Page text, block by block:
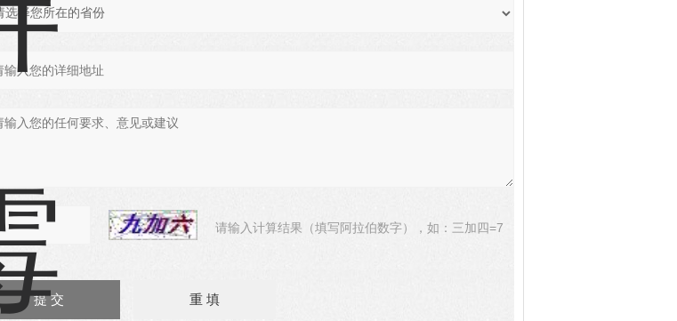
请输入计算结果（填写阿拉伯数字），如：三加四=7